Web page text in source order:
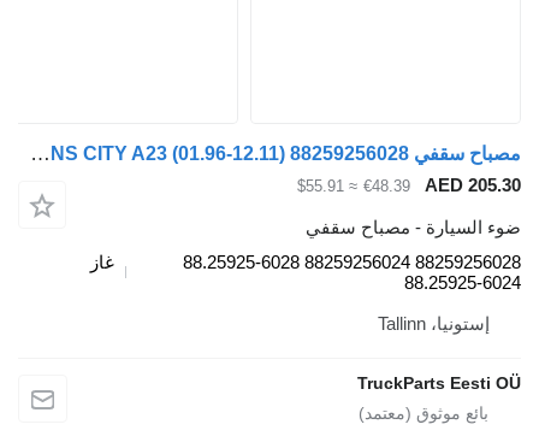
مصباح سقفي MAN LIONS CITY A23 (01.96-12.11) 88259256028 لـ الباصات MAN Lion's bus (1991-)
€48.39
≈ $55.91
- مصباح سقفي
88259256028 88259256024 88.25925-6028
غاز